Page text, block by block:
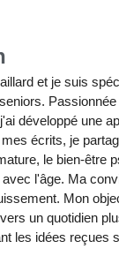
et je suis
Passionnée
développé une
écrits, je
le bien-être
l'âge. Ma
Mon
un quotidien
les idées reçues